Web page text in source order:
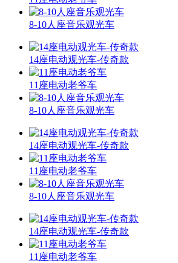
8-10人座音乐观光车
14座电动观光车-传奇款
11座电动老爷车
8-10人座音乐观光车
14座电动观光车-传奇款
11座电动老爷车
8-10人座音乐观光车
14座电动观光车-传奇款
11座电动老爷车